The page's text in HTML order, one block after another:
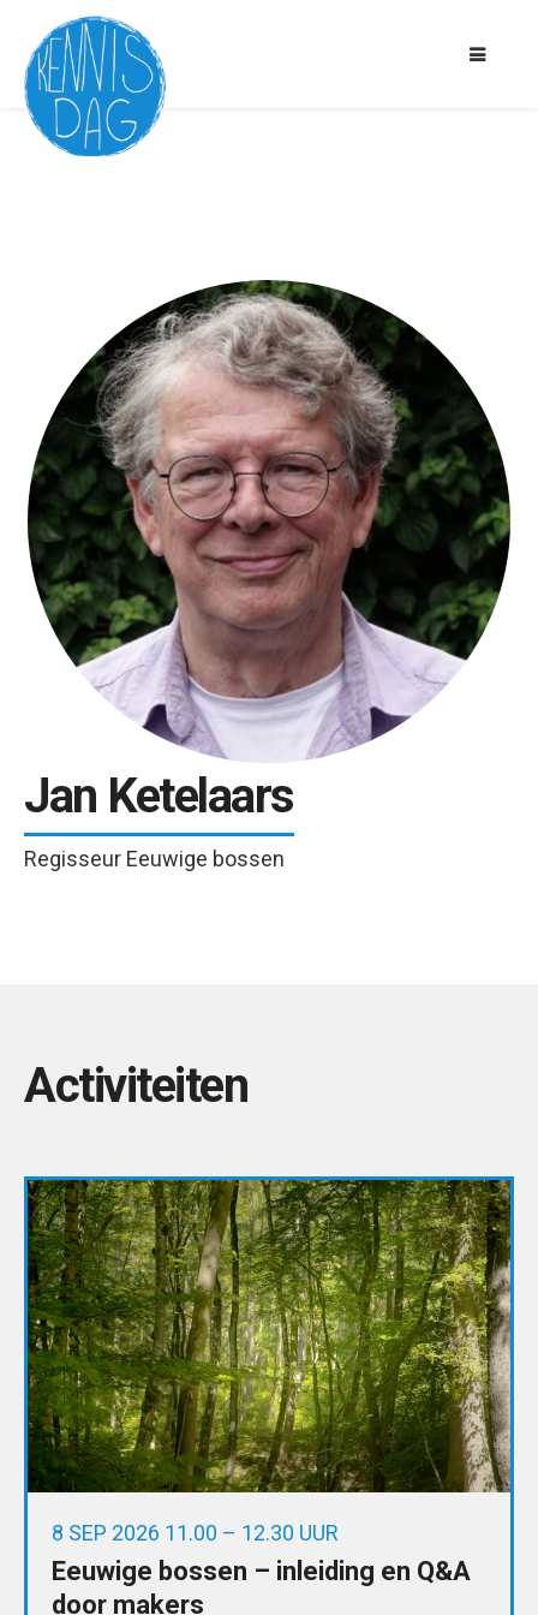
Jan Ketelaars
Regisseur Eeuwige bossen
Activiteiten
8 SEP 2026 11.00 – 12.30 UUR
Eeuwige bossen – inleiding en Q&A
door makers